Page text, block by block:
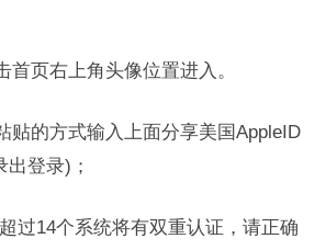
首页右上角头像位置进入。
贴的方式输入上面分享美国AppleID
登录)；
过14个系统将有双重认证，请正确